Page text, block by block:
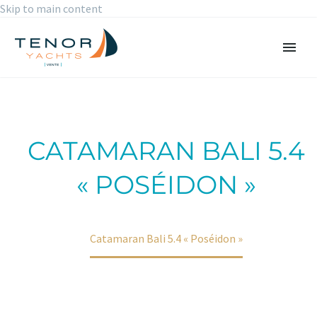
Skip to main content
CATAMARAN BALI 5.4
« POSÉIDON »
Catamaran Bali 5.4 « Poséidon »